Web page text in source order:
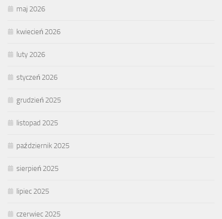
maj 2026
kwiecień 2026
luty 2026
styczeń 2026
grudzień 2025
listopad 2025
październik 2025
sierpień 2025
lipiec 2025
czerwiec 2025